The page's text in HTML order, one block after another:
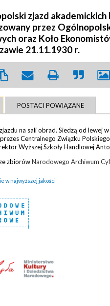
zjazd
przez
oraz Koło
21.11.1930 r.
POSTACI POWIĄZANE
na sali obrad. Siedzą od lewej
Centralnego Związku
Wyższej Szkoły Handlowej
zbiorówNarodowego Archiwum
w najwyższej jakości